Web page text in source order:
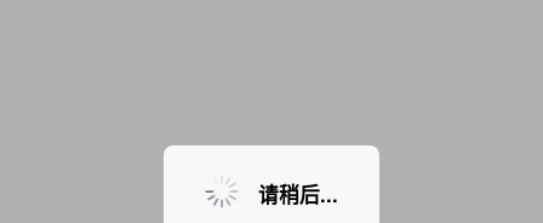
暂无课程，敬请期待
请稍后...